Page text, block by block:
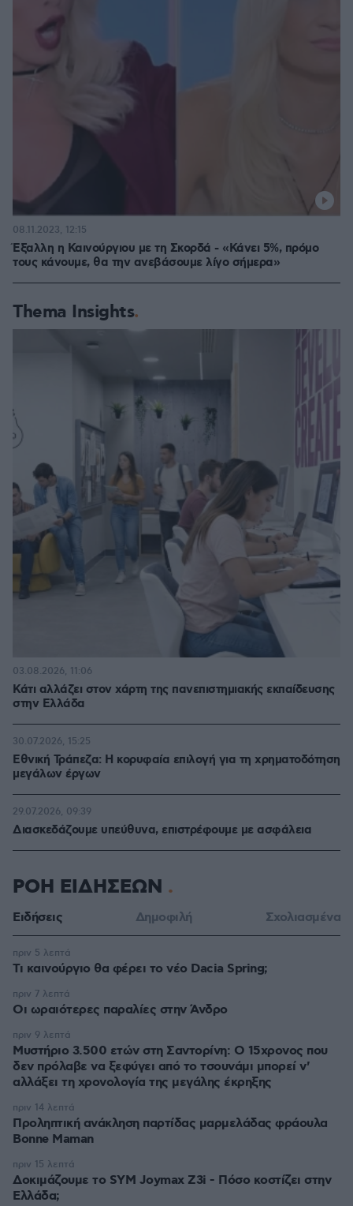
Έξαλλη η Καινούργιου με τη Σκορδά - «Κάνει 5%, πρόμο
τους κάνουμε, θα την ανεβάσουμε λίγο σήμερα»
08.11.2023, 12:15
Thema Insights
Κάτι αλλάζει στον χάρτη της πανεπιστημιακής εκπαίδευσης
στην Ελλάδα
03.08.2026, 11:06
Εθνική Τράπεζα: Η κορυφαία επιλογή για τη χρηματοδότηση
μεγάλων έργων
30.07.2026, 15:25
Διασκεδάζουμε υπεύθυνα, επιστρέφουμε με ασφάλεια
29.07.2026, 09:39
ΡΟΗ ΕΙΔΗΣΕΩΝ
Ειδήσεις Δημοφιλή Σχολιασμένα
Τι καινούργιο θα φέρει το νέο Dacia Spring;
πριν 5 λεπτά
Οι ωραιότερες παραλίες στην Άνδρο
πριν 7 λεπτά
Μυστήριο 3.500 ετών στη Σαντορίνη: Ο 15χρονος που
δεν πρόλαβε να ξεφύγει από το τσουνάμι μπορεί ν'
αλλάξει τη χρονολογία της μεγάλης έκρηξης
πριν 9 λεπτά
Προληπτική ανάκληση παρτίδας μαρμελάδας φράουλα
Bonne Maman
πριν 14 λεπτά
Δοκιμάζουμε το SYM Joymax Z3i - Πόσο κοστίζει στην
Ελλάδα;
πριν 15 λεπτά